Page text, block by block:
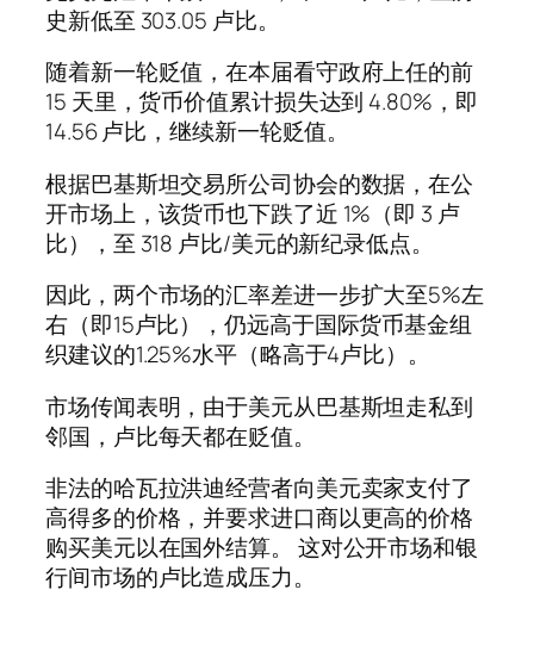
史新低至 303.05 卢比。
随着新一轮贬值，在本届看守政府上任的前
15 天里，货币价值累计损失达到 4.80%，即
14.56 卢比，继续新一轮贬值。
根据巴基斯坦交易所公司协会的数据，在公
开市场上，该货币也下跌了近 1%（即 3 卢
比），至 318 卢比/美元的新纪录低点。
因此，两个市场的汇率差进一步扩大至5%左
右（即15卢比），仍远高于国际货币基金组
织建议的1.25%水平（略高于4卢比）。
市场传闻表明，由于美元从巴基斯坦走私到
邻国，卢比每天都在贬值。
非法的哈瓦拉洪迪经营者向美元卖家支付了
高得多的价格，并要求进口商以更高的价格
购买美元以在国外结算。 这对公开市场和银
行间市场的卢比造成压力。